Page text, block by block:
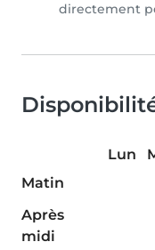
directement
Lun
Matin
Après
midi